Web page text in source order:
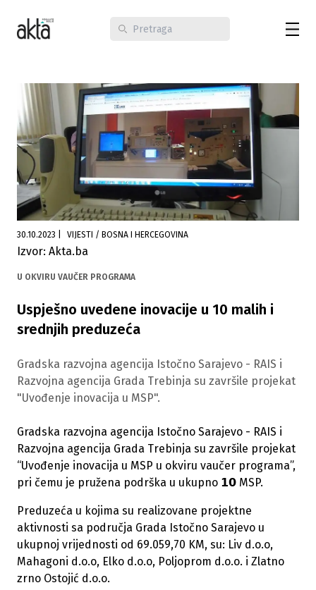
30.10.2023 VIJESTI / BOSNA I HERCEGOVINA
Izvor: Akta.ba
U OKVIRU VAUČER PROGRAMA
Uspješno uvedene inovacije u 10 malih i
srednjih preduzeća
Gradska razvojna agencija Istočno Sarajevo - RAIS i
Razvojna agencija Grada Trebinja su završile projekat
"Uvođenje inovacija u MSP".
Gradska razvojna agencija Istočno Sarajevo - RAIS i
Razvojna agencija Grada Trebinja su završile projekat
“Uvođenje inovacija u MSP u okviru vaučer programa”,
pri čemu je pružena podrška u ukupno 𝟭𝟬 MSP.
Preduzeća u kojima su realizovane projektne
aktivnosti sa područja Grada Istočno Sarajevo u
ukupnoj vrijednosti od 69.059,70 KM, su: Liv d.o.o,
Mahagoni d.o.o, Elko d.o.o, Poljoprom d.o.o. i Zlatno
zrno Ostojić d.o.o.